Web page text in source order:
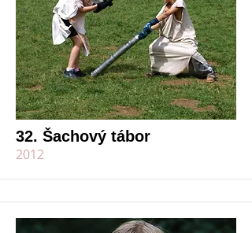
32. Šachový tábor
2012